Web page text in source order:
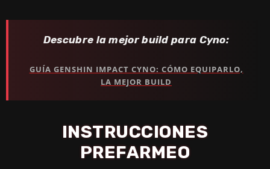
Descubre la mejor build para Cyno:
GUÍA GENSHIN IMPACT CYNO: CÓMO EQUIPARLO,
LA MEJOR BUILD
INSTRUCCIONES
PREFARMEO